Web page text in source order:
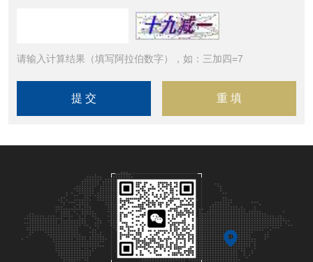
请输入计算结果（填写阿拉伯数字），如：三加四=7